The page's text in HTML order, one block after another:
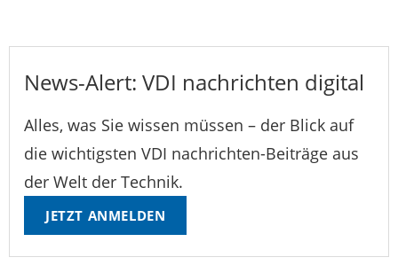
News-Alert: VDI nachrichten digital
Alles, was Sie wissen müssen – der Blick auf
die wichtigsten VDI nachrichten-Beiträge aus
der Welt der Technik.
JETZT ANMELDEN